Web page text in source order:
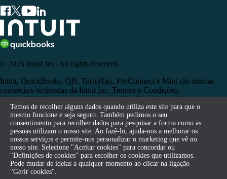
© 2026 Intuit Inc. All rights reserved.
Intuit, QuickBooks, QB, TurboTax, ProConnect e Mint são marcas
comerciais registadas da Intuit Inc. Termos e Condições,
funcionalidades, suporte, preços e opções de serviço sujeitos a
alterações sem aviso prévio.
Ao aceder a e ao utilizar esta página, aceita os Termos e Condições.
Terms of ServiceContact
Temos de recolher alguns dados quando utiliza este site para que o
mesmo funcione e seja seguro. Também pedimos o seu
consentimento para recolher dados para pesquisar a forma como as
pessoas utilizam o nosso site. Ao fazê-lo, ajuda-nos a melhorar os
nossos serviços e permite-nos personalizar o marketing que vê no
nosso site. Selecione "Aceitar cookies" para concordar ou
"Definições de cookies" para escolher os cookies que utilizamos.
Pode mudar de ideias a qualquer momento ao clicar na ligação
"Gerir cookies".
Temos de recolher alguns dados quando utiliza este site para que o
mesmo funcione e seja seguro. Também pedimos o seu
consentimento para recolher dados para pesquisar a forma como as
pessoas utilizam o nosso site. Ao fazê-lo, ajuda-nos a melhorar os
nossos serviços e permite-nos personalizar o marketing que vê no
nosso site. Selecione "Aceitar cookies" para concordar ou
"Definições de cookies" para escolher os cookies que utilizamos.
Pode mudar de ideias a qualquer momento ao clicar na ligação
"Gerir cookies".